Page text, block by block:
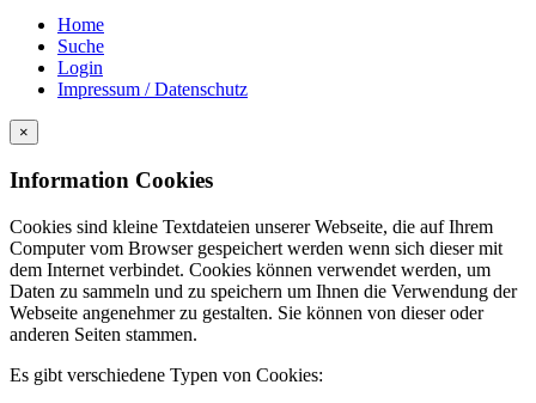
Home
Suche
Login
Impressum / Datenschutz
×
Information Cookies
Cookies sind kleine Textdateien unserer Webseite, die auf Ihrem
Computer vom Browser gespeichert werden wenn sich dieser mit
dem Internet verbindet. Cookies können verwendet werden, um
Daten zu sammeln und zu speichern um Ihnen die Verwendung der
Webseite angenehmer zu gestalten. Sie können von dieser oder
anderen Seiten stammen.
Es gibt verschiedene Typen von Cookies: